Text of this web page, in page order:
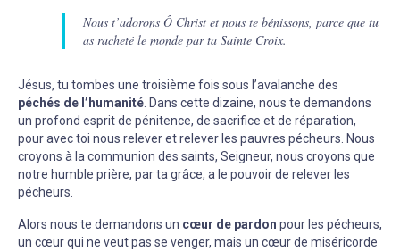
Nous t’adorons Ô Christ et nous te bénissons, parce que tu
as racheté le monde par ta Sainte Croix.
Jésus, tu tombes une troisième fois sous l’avalanche des
péchés de l’humanité. Dans cette dizaine, nous te demandons
un profond esprit de pénitence, de sacrifice et de réparation,
pour avec toi nous relever et relever les pauvres pécheurs. Nous
croyons à la communion des saints, Seigneur, nous croyons que
notre humble prière, par ta grâce, a le pouvoir de relever les
pécheurs.
Alors nous te demandons un cœur de pardon pour les pécheurs,
un cœur qui ne veut pas se venger, mais un cœur de miséricorde